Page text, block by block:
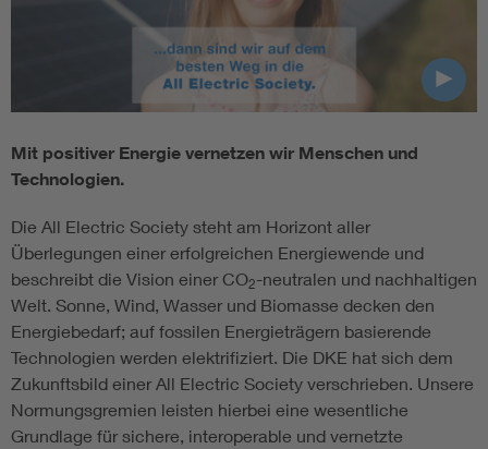
Mit positiver Energie vernetzen wir Menschen und
Technologien.
Die All Electric Society steht am Horizont aller
Überlegungen einer erfolgreichen Energiewende und
beschreibt die Vision einer CO2-neutralen und nachhaltigen
Welt. Sonne, Wind, Wasser und Biomasse decken den
Energiebedarf; auf fossilen Energieträgern basierende
Technologien werden elektrifiziert. Die DKE hat sich dem
Zukunftsbild einer All Electric Society verschrieben. Unsere
Normungsgremien leisten hierbei eine wesentliche
Grundlage für sichere, interoperable und vernetzte